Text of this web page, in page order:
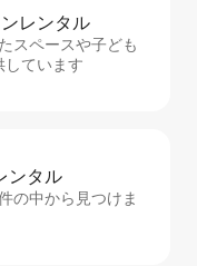
レ⁠ン⁠タ⁠ル
スペースや子ども
しています
ン⁠タ⁠ル
の中から見つけま